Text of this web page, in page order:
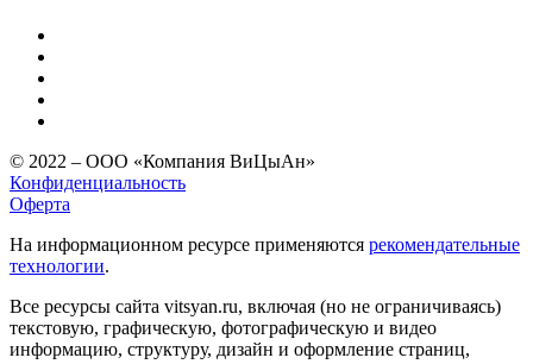
© 2022 – ООО «Компания ВиЦыАн»
Конфиденциальность
Оферта
На информационном ресурсе применяются рекомендательные
технологии.
Все ресурсы сайта vitsyan.ru, включая (но не ограничиваясь)
текстовую, графическую, фотографическую и видео
информацию, структуру, дизайн и оформление страниц,